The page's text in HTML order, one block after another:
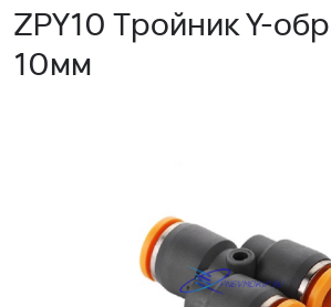
ZPY10 Тройник Y-
10мм